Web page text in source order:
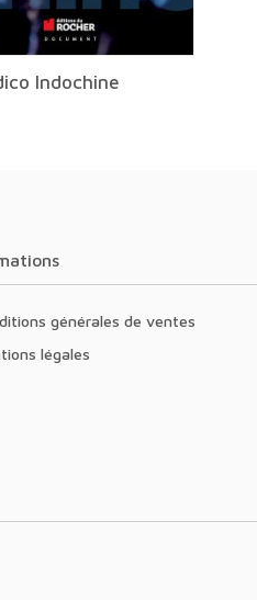
Indochine
générales de ventes
légales